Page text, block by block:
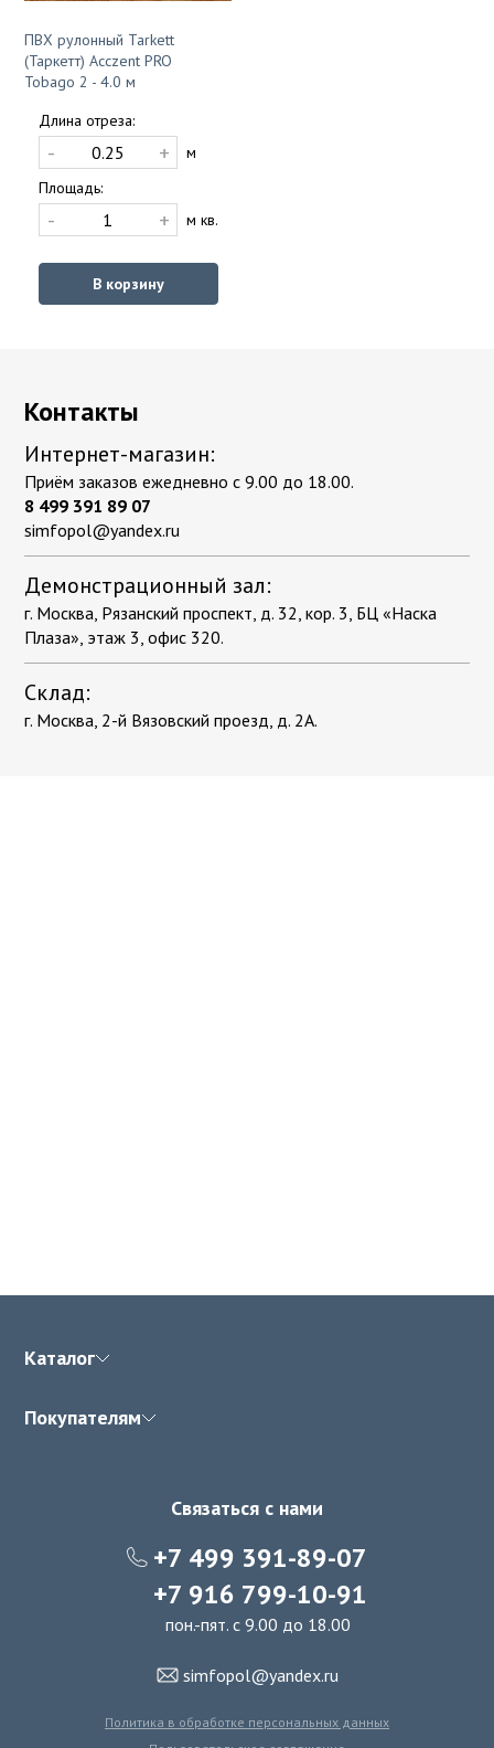
ПВХ рулонный Tarkett
(Таркетт) Acczent PRO
Tobago 2 - 4.0 м
Длина отреза:
- +
м
Площадь:
- + м кв.
В корзину
Контакты
Интернет-магазин:
Приём заказов ежедневно с 9.00 до 18.00.
8 499 391 89 07
simfopol@yandex.ru
Демонстрационный зал:
г. Москва, Рязанский проспект, д. 32, кор. 3, БЦ «Наска
Плаза», этаж 3, офис 320.
Склад:
г. Москва, 2-й Вязовский проезд, д. 2А.
Каталог
Покупателям
Связаться с нами
+7 499 391-89-07
+7 916 799-10-91
пон.-пят. с 9.00 до 18.00
simfopol@yandex.ru
Политика в обработке персональных данных